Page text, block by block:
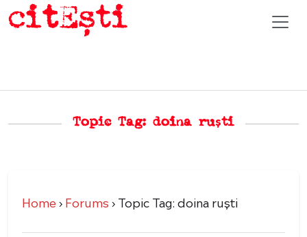
Topic Tag: doina ruști
Home›Forums›Topic Tag: doina ruști